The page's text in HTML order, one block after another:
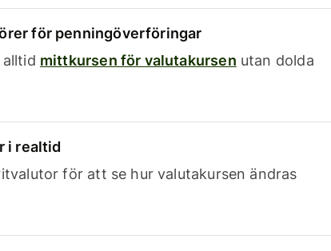
för penningöverföringar
alltid mittkursen för valutakursen utan dolda
i realtid
för att se hur valutakursen ändras